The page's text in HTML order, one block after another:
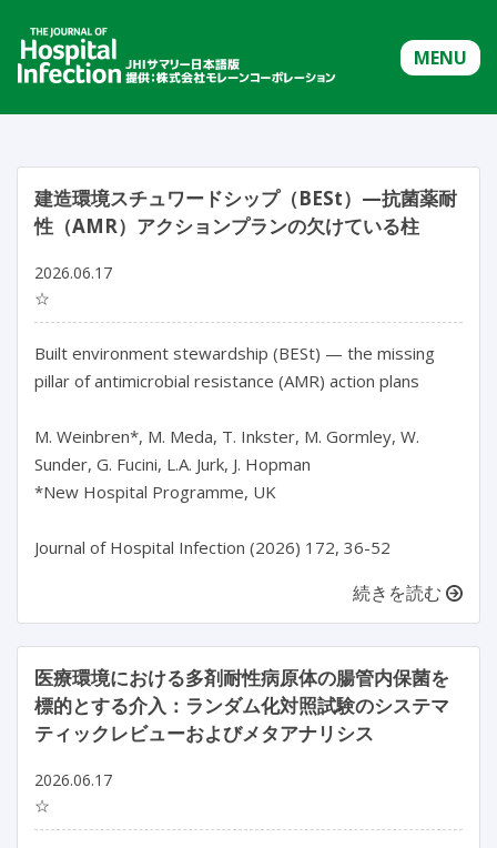
MENU
建造環境スチュワードシップ（BESt）—抗菌薬耐
性（AMR）アクションプランの欠けている柱
2026.06.17
☆
Built environment stewardship (BESt) — the missing
pillar of antimicrobial resistance (AMR) action plans
M. Weinbren*, M. Meda, T. Inkster, M. Gormley, W.
Sunder, G. Fucini, L.A. Jurk, J. Hopman
*New Hospital Programme, UK
続きを読む
医療環境における多剤耐性病原体の腸管内保菌を
標的とする介入：ランダム化対照試験のシステマ
ティックレビューおよびメタアナリシス
2026.06.17
☆